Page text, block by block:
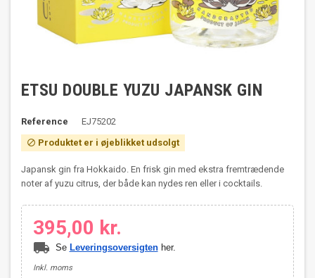
ETSU DOUBLE YUZU JAPANSK GIN
Reference EJ75202
 Produktet er i øjeblikket udsolgt
Japansk gin fra Hokkaido. En frisk gin med ekstra fremtrædende
noter af yuzu citrus, der både kan nydes ren eller i cocktails.
395,00 kr.
local_shipping Se Leveringsoversigtenher.
Inkl. moms